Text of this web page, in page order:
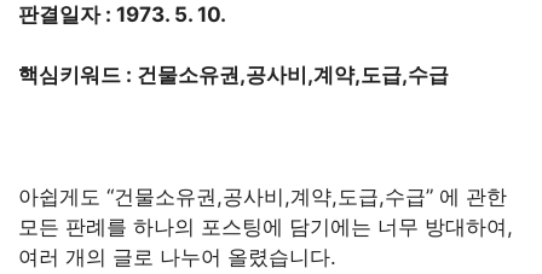
판결일자 : 1973. 5. 10.
핵심키워드 : 건물소유권,공사비,계약,도급,수급
아쉽게도 “건물소유권,공사비,계약,도급,수급” 에 관한
모든 판례를 하나의 포스팅에 담기에는 너무 방대하여,
여러 개의 글로 나누어 올렸습니다.